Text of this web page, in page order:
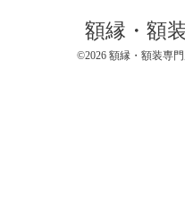
額縁・額
©2026 額縁・額装専